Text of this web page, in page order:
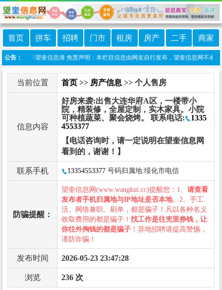
首页 拼车 招聘 门市 租房 房产 二手 商家
公告：
信小程序:望奎信息港 免责声明：本栏目信息由网友自行发布，望奎信息网不承
当前位置 首页 >> 房产信息 >> 个人售房
信息内容
好房来袭:出售大连华府A区，一楼带小
院，精装修，全屋定制，实木家具。小院
可种植蔬菜、聚会烧烤。 联系电话:
1335
4553377
【电话咨询时，请一定说明在望奎信息网
看到的，谢谢！】
联系手机 13354553377 号码归属地:绥化市电信
防骗提醒：
望奎信息网(www.wangkui.cc)提醒您：1、 请查看
发布者手机归属地与IP地址是否本地。2、手工
活、网络兼职、刷单，都是骗子！凡以各种名义
收取费用的都是骗子！ 找工作是往兜里挣钱，让
你往外掏钱的都是骗子 ！异地招聘请提高警惕，
谨防诈骗！
发布时间 2026-05-23 23:47:28
浏览 236 次